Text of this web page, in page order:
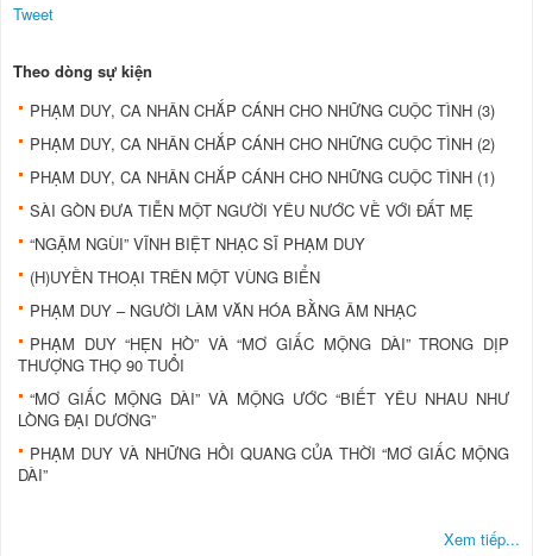
Tweet
Theo dòng sự kiện
PHẠM DUY, CA NHÂN CHẮP CÁNH CHO NHỮNG CUỘC TÌNH (3)
PHẠM DUY, CA NHÂN CHẮP CÁNH CHO NHỮNG CUỘC TÌNH (2)
PHẠM DUY, CA NHÂN CHẮP CÁNH CHO NHỮNG CUỘC TÌNH (1)
SÀI GÒN ĐƯA TIỄN MỘT NGƯỜI YÊU NƯỚC VỀ VỚI ĐẤT MẸ
“NGẬM NGÙI” VĨNH BIỆT NHẠC SĨ PHẠM DUY
(H)UYỀN THOẠI TRÊN MỘT VÙNG BIỂN
PHẠM DUY – NGƯỜI LÀM VĂN HÓA BẰNG ÂM NHẠC
PHẠM DUY “HẸN HÒ” VÀ “MƠ GIẤC MỘNG DÀI” TRONG DỊP
THƯỢNG THỌ 90 TUỔI
“MƠ GIẤC MỘNG DÀI” VÀ MỘNG ƯỚC “BIẾT YÊU NHAU NHƯ
LÒNG ĐẠI DƯƠNG”
PHẠM DUY VÀ NHỮNG HỒI QUANG CỦA THỜI “MƠ GIẤC MỘNG
DÀI”
Xem tiếp...